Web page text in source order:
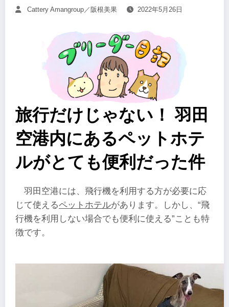
Cattery Amangroup／阪根美果 2022年5月26日
旅行だけじゃない！ 羽田
空港内にあるペットホテ
ルがとても便利だった件
羽田空港には、飛行機を利用する方が必要に応
じて使えるペットホテルがあります。しかし、“飛
行機を利用しない場合でも便利に使える”ことも特
徴です。